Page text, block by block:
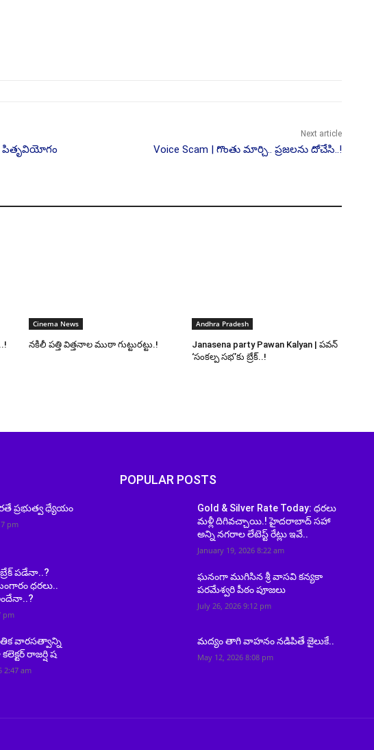
పితృవియోగం
Next article
Voice Scam | గొంతు మార్చి.. ప్రజలను దోచేసి..!
Cinema News
నకిలీ పత్తి విత్తనాల ముఠా గుట్టురట్టు.!
Andhra Pradesh
Janasena party Pawan Kalyan | పవన్
‘సంకల్ప సభ’కు బ్రేక్..!
ధ్యేయం
pm
పడేనా..?
ధరలు..
pm
వారసత్వాన్ని
రాజర్షి ష
2:47 am
POPULAR POSTS
Gold & Silver Rate Today: ధరలు
మళ్లీ దిగివచ్చాయి.! హైదరాబాద్ సహా
అన్ని నగరాల లేటెస్ట్ రేట్లు ఇవే..
January 19, 2026 8:22 am
ఘనంగా ముగిసిన శ్రీ వాసవి కన్యకా
పరమేశ్వరి పీఠం పూజలు
July 26, 2026 9:12 pm
మద్యం తాగి వాహనం నడిపితే జైలుకే..
May 12, 2026 8:08 pm